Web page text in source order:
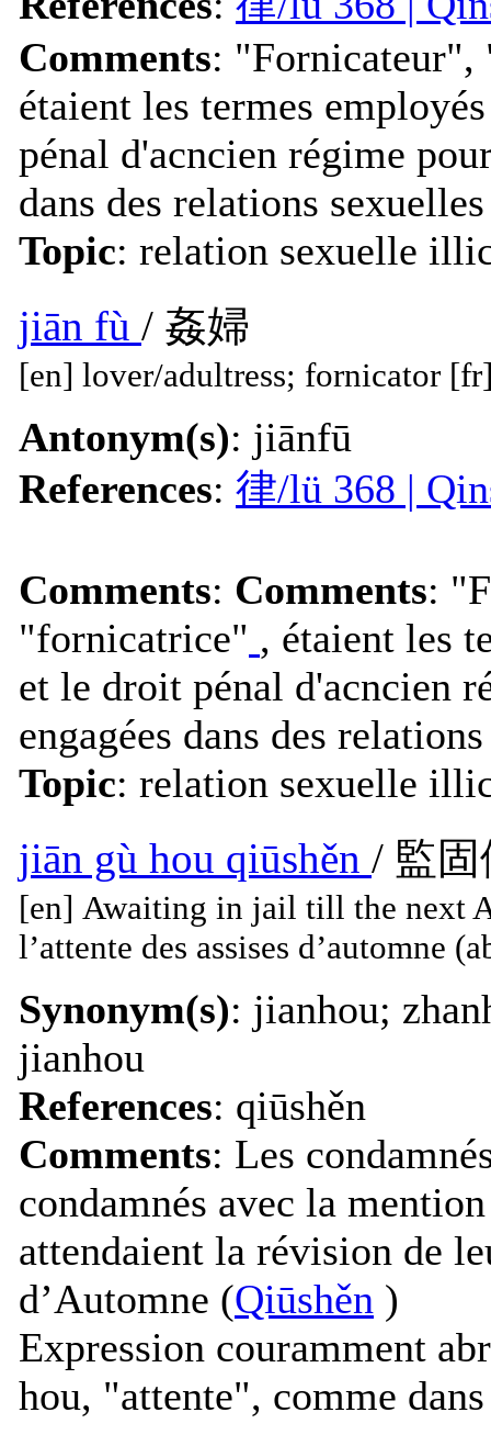
Comments:
étaient les termes
pénal d'acncien régime
dans des relations
Topic: relation sexuelle
jiān fù / 姦婦
[en] lover/adultress; fornicator
Antonym(s): jiānfū
References: 律/lü 368 |
Comments: Comments:
"fornicatrice" , étaient les
et le droit pénal d'acncien
engagées dans des
Topic: relation sexuelle
jiān gù hou qiūshěn / 監
[en] Awaiting in jail till the next
l’attente des assises d’automne
Synonym(s): jianhou;
jianhou
References: qiūshěn
Comments: Les
condamnés avec la
attendaient la révision de
d’Automne (Qiūshěn )
Expression couramment
hou, "attente", comme